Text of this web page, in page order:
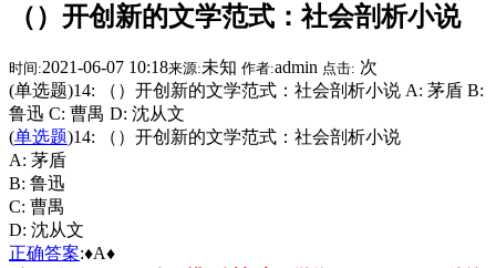
（）开创新的文学范式：社会剖析小说
时间:2021-06-07 10:18来源:未知 作者:admin 点击: 次
(单选题)14: （）开创新的文学范式：社会剖析小说 A: 茅盾 B:
鲁迅 C: 曹禺 D: 沈从文
(单选题)14: （）开创新的文学范式：社会剖析小说
A: 茅盾
B: 鲁迅
C: 曹禺
D: 沈从文
正确答案:♦A♦